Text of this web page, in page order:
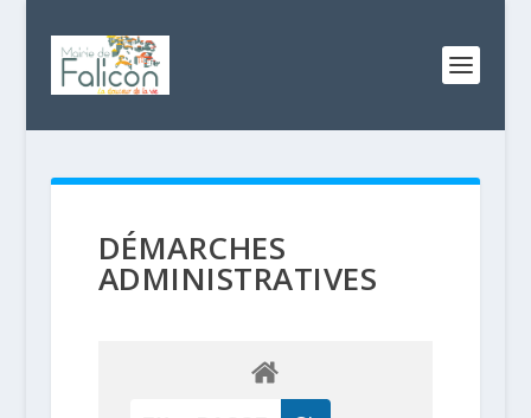
DÉMARCHES
ADMINISTRATIVES